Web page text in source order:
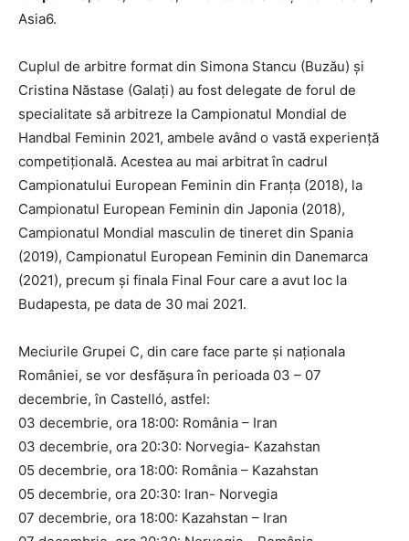
Asia6.
Cuplul de arbitre format din Simona Stancu (Buzău) și
Cristina Năstase (Galați) au fost delegate de forul de
specialitate să arbitreze la Campionatul Mondial de
Handbal Feminin 2021, ambele având o vastă experiență
competițională. Acestea au mai arbitrat în cadrul
Campionatului European Feminin din Franța (2018), la
Campionatul European Feminin din Japonia (2018),
Campionatul Mondial masculin de tineret din Spania
(2019), Campionatul European Feminin din Danemarca
(2021), precum și finala Final Four care a avut loc la
Budapesta, pe data de 30 mai 2021.
Meciurile Grupei C, din care face parte și naționala
României, se vor desfășura în perioada 03 – 07
decembrie, în Castelló, astfel:
03 decembrie, ora 18:00: România – Iran
03 decembrie, ora 20:30: Norvegia- Kazahstan
05 decembrie, ora 18:00: România – Kazahstan
05 decembrie, ora 20:30: Iran- Norvegia
07 decembrie, ora 18:00: Kazahstan – Iran